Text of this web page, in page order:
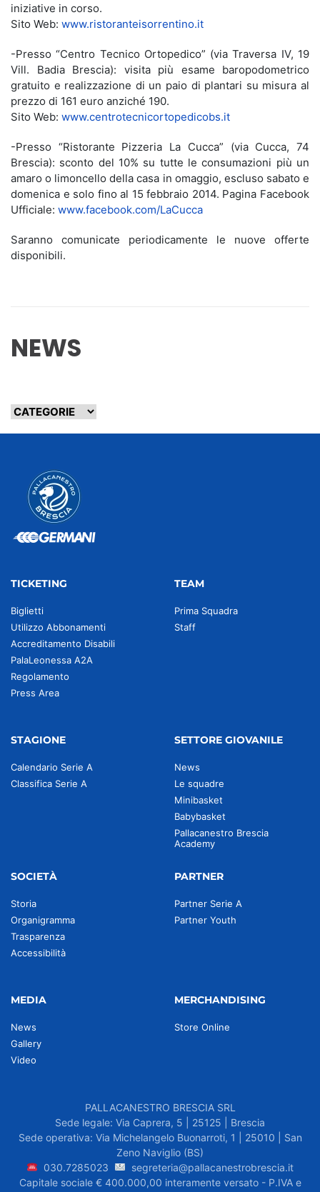
iniziative in corso.
Sito Web: www.ristoranteisorrentino.it
-Presso “Centro Tecnico Ortopedico” (via Traversa IV, 19
Vill. Badia Brescia): visita più esame baropodometrico
gratuito e realizzazione di un paio di plantari su misura al
prezzo di 161 euro anziché 190.
Sito Web: www.centrotecnicortopedicobs.it
-Presso “Ristorante Pizzeria La Cucca” (via Cucca, 74
Brescia): sconto del 10% su tutte le consumazioni più un
amaro o limoncello della casa in omaggio, escluso sabato e
domenica e solo fino al 15 febbraio 2014. Pagina Facebook
Ufficiale: www.facebook.com/LaCucca
Saranno comunicate periodicamente le nuove offerte
disponibili.
NEWS
TICKETING
Biglietti
Utilizzo Abbonamenti
Accreditamento Disabili
PalaLeonessa A2A
Regolamento
Press Area
TEAM
Prima Squadra
Staff
STAGIONE
Calendario Serie A
Classifica Serie A
SETTORE GIOVANILE
News
Le squadre
Minibasket
Babybasket
Pallacanestro Brescia
Academy
SOCIETÀ
Storia
Organigramma
Trasparenza
Accessibilità
PARTNER
Partner Serie A
Partner Youth
MEDIA
News
Gallery
Video
MERCHANDISING
Store Online
PALLACANESTRO BRESCIA SRL
Sede legale: Via Caprera, 5 | 25125 | Brescia
Sede operativa: Via Michelangelo Buonarroti, 1 | 25010 | San
Zeno Naviglio (BS)
030.7285023
segreteria@pallacanestrobrescia.it
Capitale sociale € 400.000,00 interamente versato - P.IVA e